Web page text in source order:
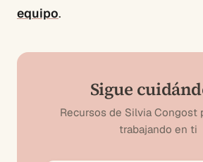
equipo.
Sigue
Recursos de Silvia Congost
trabajando en ti